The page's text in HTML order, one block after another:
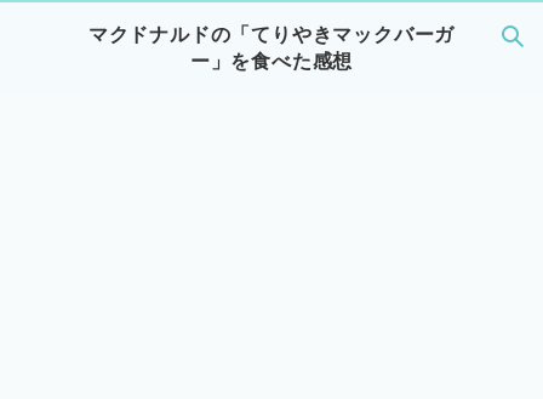
マクドナルドの「てりやきマックバーガ
ー」を食べた感想